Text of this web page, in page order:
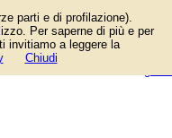
Strada Eugubina a Perugia. Tra
attività: Agriturismo Il Frantoio,
parti e di profilazione).
Per saperne di più e per
invitiamo a leggere la
Chiudi